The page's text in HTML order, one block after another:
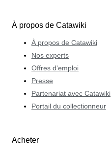
À propos de Catawiki
À propos de Catawiki
Nos experts
Offres d'emploi
Presse
Partenariat avec Catawiki
Portail du collectionneur
Acheter